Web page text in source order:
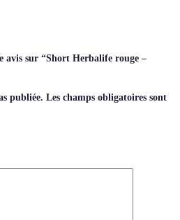
avis sur “Short Herbalife rouge –
publiée. Les champs obligatoires sont